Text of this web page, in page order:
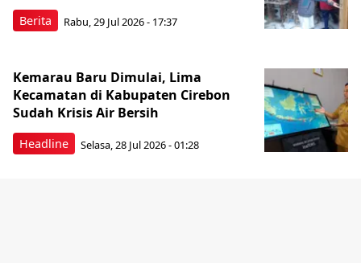
Berita Rabu, 29 Jul 2026 - 17:37
Headline
Kemarau Baru Dimulai, Lima
Kecamatan di Kabupaten Cirebon
Sudah Krisis Air Bersih
Selasa, 28 Jul 2026 - 01:28